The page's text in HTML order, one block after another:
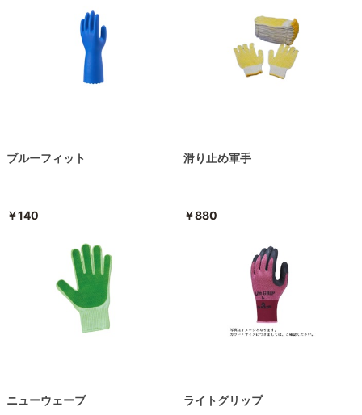
ブルーフィット
￥140
滑り止め軍手
￥880
ニューウェーブ ライトグリップ